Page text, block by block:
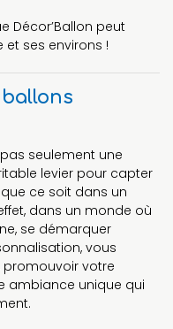
Décor’Ballon peut
ses environs !
seulement une
levier pour capter
ce soit dans un
dans un monde où
se démarquer
vous
promouvoir votre
ambiance unique qui